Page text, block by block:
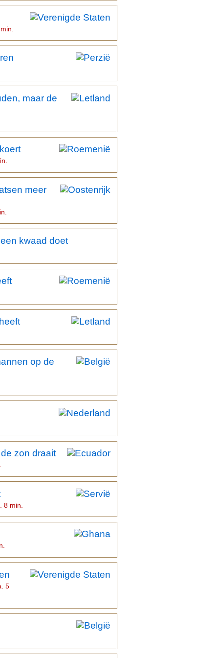
maar de
meer
kwaad doet
op de
zon draait
8 min.
5